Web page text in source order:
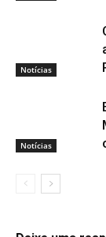
Notícias
Notícias